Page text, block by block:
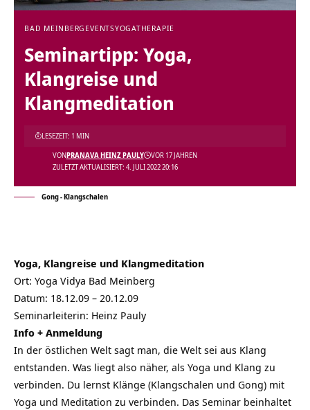
BAD MEINBERG EVENTSYOGATHERAPIE
Seminartipp: Yoga,
Klangreise und
Klangmeditation
ZULETZT AKTUALISIERT: 4. JULI 2022 20:16
VONPRANAVA HEINZ PAULY VOR 17 JAHREN
LESEZEIT: 1 MIN
Gong - Klangschalen
Yoga, Klangreise und Klangmeditation
Ort: Yoga Vidya Bad Meinberg
Datum: 18.12.09 – 20.12.09
Seminarleiterin: Heinz Pauly
Info + Anmeldung
In der östlichen Welt sagt man, die Welt sei aus Klang
entstanden. Was liegt also näher, als Yoga und Klang zu
verbinden. Du lernst Klänge (Klangschalen und Gong) mit
Yoga und Meditation zu verbinden. Das Seminar beinhaltet